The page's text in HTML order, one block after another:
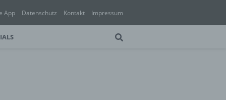
App Datenschutz Kontakt Impressum